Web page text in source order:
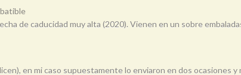
de caducidad muy alta (2020). Vienen en un sobre
en mi caso supuestamente lo enviaron en dos ocasiones